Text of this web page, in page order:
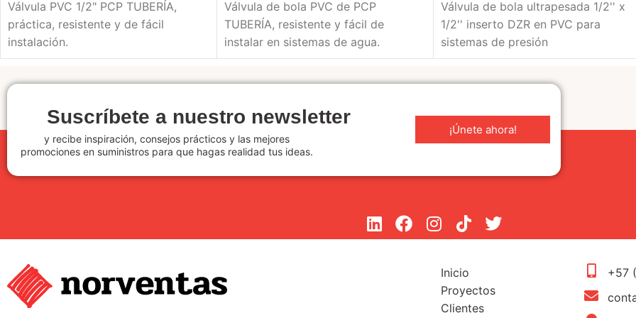
Válvula PVC 1/2" PCP TUBERÍA,
práctica, resistente y de fácil
instalación.
Válvula de bola PVC de PCP
TUBERÍA, resistente y fácil de
instalar en sistemas de agua.
Válvula de bola ultrapesada 1/2'' x
1/2'' inserto DZR en PVC para
sistemas de presión
Suscríbete a nuestro newsletter
y recibe inspiración, consejos prácticos y las mejores
promociones en suministros para que hagas realidad tus ideas.
¡Únete ahora!
Inicio
Proyectos
Clientes
+57